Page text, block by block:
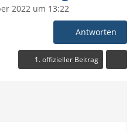
2022 um 13:22
Antworten
1. offizieller Beitrag